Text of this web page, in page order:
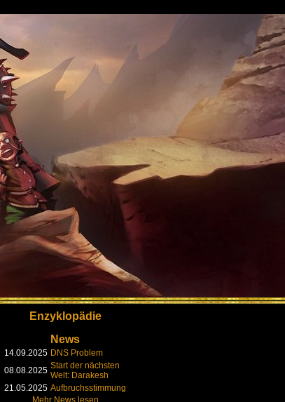
Enzyklopädie
News
14.09.2025 DNS Problem
08.08.2025 Start der nächsten
Welt: Darakesh
21.05.2025 Aufbruchsstimmung
Mehr News lesen